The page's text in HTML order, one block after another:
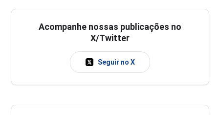
Acompanhe nossas publicações no
X/Twitter
Seguir no X